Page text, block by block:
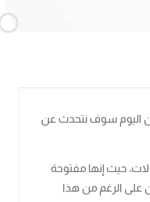
يعرفون أنه يمكن ترجمة ما يقرب من 110 لغة، ولكن اليوم سوف نتحدث عن
حيث إنها مفتوحة
على الرغم من هذا